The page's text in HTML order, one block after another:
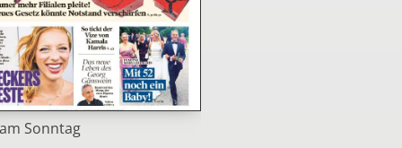
Sonntag